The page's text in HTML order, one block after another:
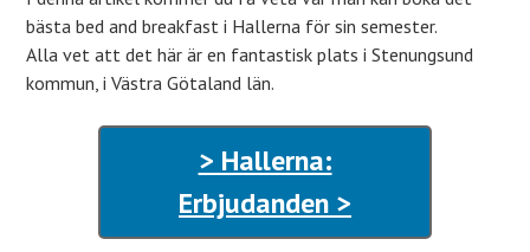
bästa bed and breakfast i Hallerna för sin semester.
Alla vet att det här är en fantastisk plats i Stenungsund
kommun, i Västra Götaland län.
> Hallerna:
Erbjudanden >